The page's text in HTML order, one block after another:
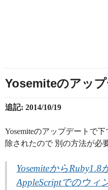
Yosemiteのアッ
追記: 2014/10/19
Yosemiteのアップデートで
除されたので 別の方法が必
Yosemiteから
AppleScriptでのウィ